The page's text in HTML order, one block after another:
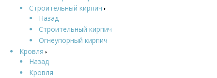
Строительный кирпич
Назад
Строительный кирпич
Огнеупорный кирпич
Кровля
Назад
Кровля